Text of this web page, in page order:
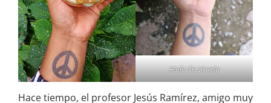
Atole de ciruela
Hace tiempo, el profesor Jesús Ramírez, amigo muy